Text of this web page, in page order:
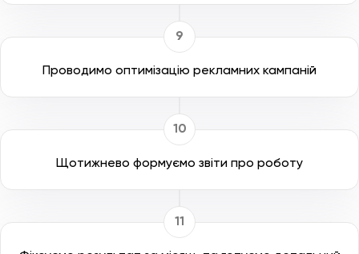
Проводимо оптимізацію рекламних кампаній
Щотижнево формуємо звіти про роботу